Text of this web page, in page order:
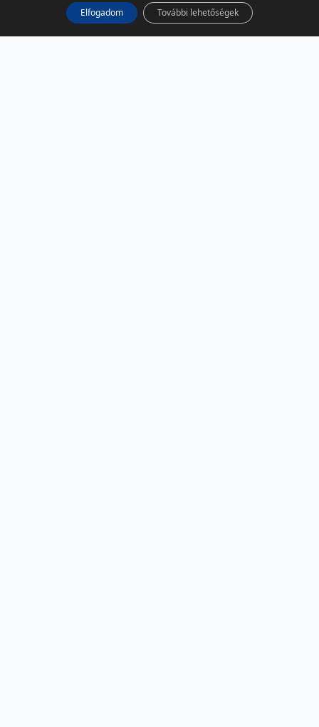
Elfogadom További lehetőségek